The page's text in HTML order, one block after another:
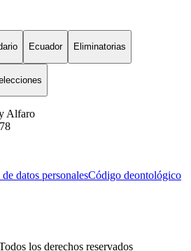
Ecuador Eliminatorias
Alfaro
datos personalesCódigo deontológico
los derechos reservados